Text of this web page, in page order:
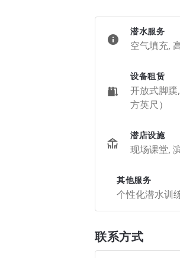
潜水服务
空气填充,
设备租赁
开放式脚
方英尺）
潜店设施
现场课堂,
其他服务
个性化潜水训
联系方式